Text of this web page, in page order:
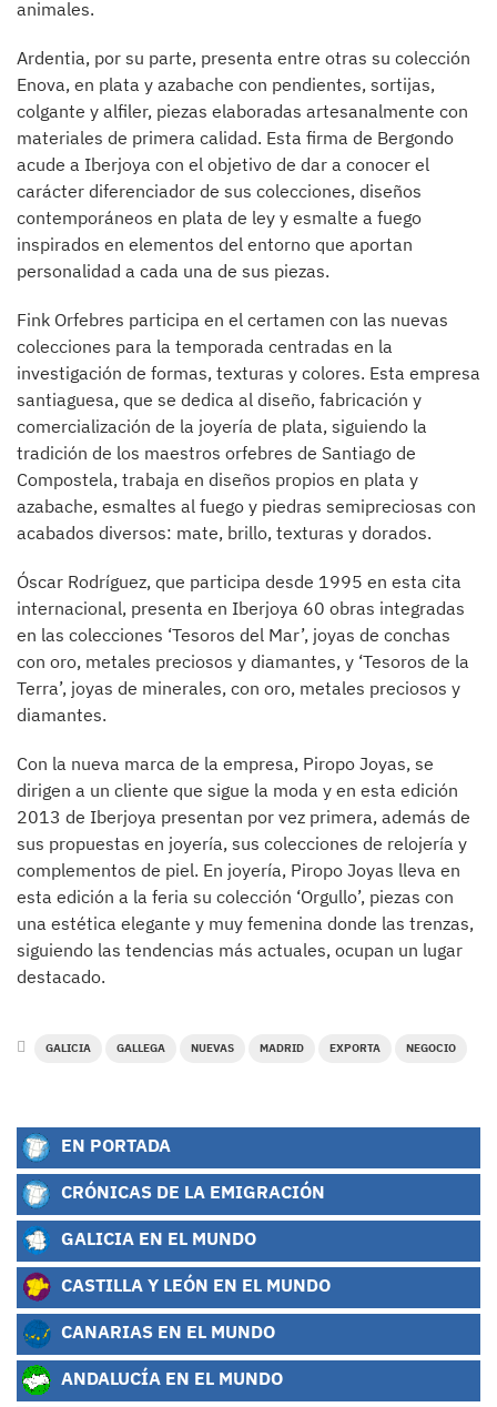
animales.
Ardentia, por su parte, presenta entre otras su colección
Enova, en plata y azabache con pendientes, sortijas,
colgante y alfiler, piezas elaboradas artesanalmente con
materiales de primera calidad. Esta firma de Bergondo
acude a Iberjoya con el objetivo de dar a conocer el
carácter diferenciador de sus colecciones, diseños
contemporáneos en plata de ley y esmalte a fuego
inspirados en elementos del entorno que aportan
personalidad a cada una de sus piezas.
Fink Orfebres participa en el certamen con las nuevas
colecciones para la temporada centradas en la
investigación de formas, texturas y colores. Esta empresa
santiaguesa, que se dedica al diseño, fabricación y
comercialización de la joyería de plata, siguiendo la
tradición de los maestros orfebres de Santiago de
Compostela, trabaja en diseños propios en plata y
azabache, esmaltes al fuego y piedras semipreciosas con
acabados diversos: mate, brillo, texturas y dorados.
Óscar Rodríguez, que participa desde 1995 en esta cita
internacional, presenta en Iberjoya 60 obras integradas
en las colecciones ‘Tesoros del Mar’, joyas de conchas
con oro, metales preciosos y diamantes, y ‘Tesoros de la
Terra’, joyas de minerales, con oro, metales preciosos y
diamantes.
Con la nueva marca de la empresa, Piropo Joyas, se
dirigen a un cliente que sigue la moda y en esta edición
2013 de Iberjoya presentan por vez primera, además de
sus propuestas en joyería, sus colecciones de relojería y
complementos de piel. En joyería, Piropo Joyas lleva en
esta edición a la feria su colección ‘Orgullo’, piezas con
una estética elegante y muy femenina donde las trenzas,
siguiendo las tendencias más actuales, ocupan un lugar
destacado.
GALICIA GALLEGA NUEVAS MADRID EXPORTA NEGOCIO
EN PORTADA
CRÓNICAS DE LA EMIGRACIÓN
GALICIA EN EL MUNDO
CASTILLA Y LEÓN EN EL MUNDO
CANARIAS EN EL MUNDO
ANDALUCÍA EN EL MUNDO